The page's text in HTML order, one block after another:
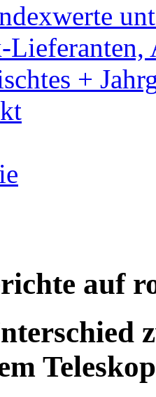
Lieferanten,
+
auf